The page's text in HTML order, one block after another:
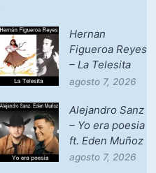
Hernan
Figueroa Reyes
– La Telesita
agosto 7, 2026
Alejandro Sanz
– Yo era poesia
ft. Eden Muñoz
agosto 7, 2026